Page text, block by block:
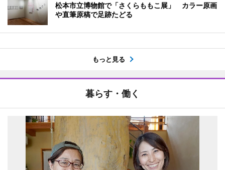
松本市立博物館で「さくらももこ展」 カラー原画
や直筆原稿で足跡たどる
もっと見る
暮らす・働く